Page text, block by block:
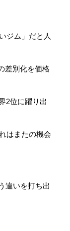
ジム」だと人
差別化を価格
2位に躍り出
はまたの機会
違いを打ち出